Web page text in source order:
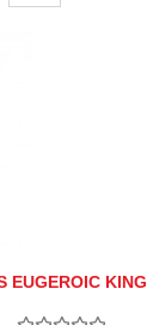
EUGEROIC KING